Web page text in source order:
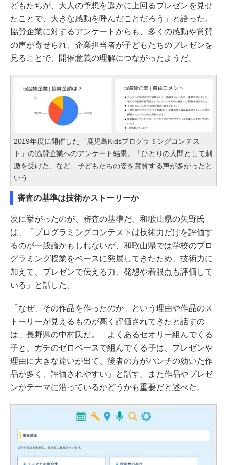
どもたちが、大人の予想を遥かに上回るプレゼンを見せ
たことで、大きな感動を呼んだことだろう」と語った。
協賛企業に対するアンケートからも、多くの感動や賞賛
の声が寄せられ、企業担当者が子どもたちのプレゼンを
見ることで、開催意義の理解につながったようだ。
2019年度に開催した「鹿児島Kidsプログラミングコンテス
ト」の協賛企業へのアンケート結果。「ひとりの人間として刺
激を受けた」など、子どもたちの姿を賞賛する声が多かったと
いう
審査の基準は技術かストーリーか
次に挙がったのが、審査の基準だ。和歌山県の矢野氏
は、「プログラミングコンテストは技術力だけを評価す
るのが一般論かもしれないが、和歌山県では学校のプロ
グラミング授業をベースに発展してきたため、技術力に
加えて、プレゼンで伝える力、発想や着眼点も評価して
いる」と話した。
「なぜ、その作品を作ったのか」という理由や作品のス
トーリーが見えるものが高く評価されてきたと話すの
は、長野県の中村氏だ。「よくあるセオリー組んでくる
子と、ガチのゼロベースで組んでくる子は、プレゼンや
理由に大きな違いが出て、後者の方がパンチの効いた作
品が多く、評価されやすい」と話す。また作品やプレゼ
ンがテーマに沿っているかどうかも重要だと述べた。